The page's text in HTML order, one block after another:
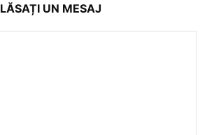
LĂSAȚI UN MESAJ